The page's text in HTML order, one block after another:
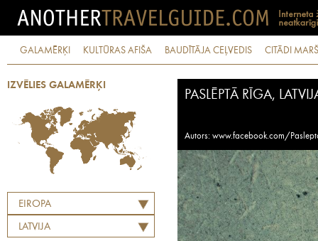
GALAMĒRĶI KULTŪRAS AFIŠA BAUDĪTĀJA CEĻVEDIS CITĀDI
IZVĒLIES GALAMĒRĶI
EIROPA
LATVIJA
PASLĒPTĀ RĪGA,
Autors: www.facebook.com/